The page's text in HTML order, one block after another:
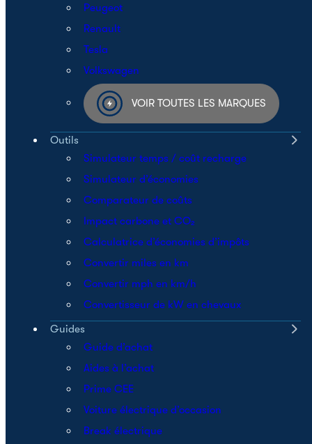
Peugeot
Renault
Tesla
Volkswagen
VOIR TOUTES LES MARQUES
Outils
Simulateur temps / coût recharge
Simulateur d’économies
Comparateur de coûts
Impact carbone et CO₂
Calculatrice d’économies d’impôts
Convertir miles en km
Convertir mph en km/h
Convertisseur de kW en chevaux
Guides
Guide d’achat
Aides à l’achat
Prime CEE
Voiture électrique d’occasion
Break électrique